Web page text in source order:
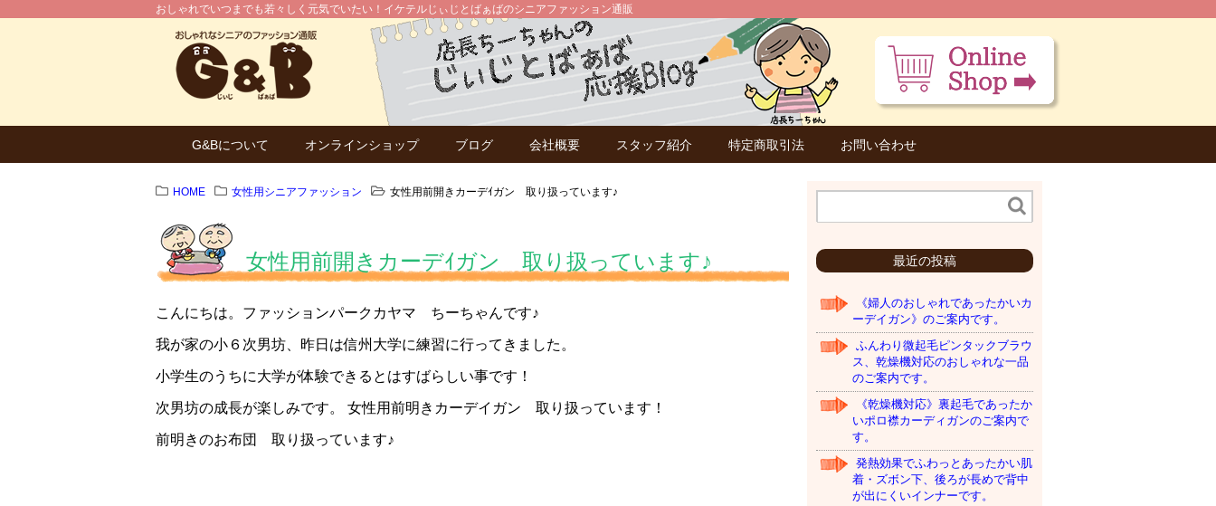
おしゃれでいつまでも若々しく元気でいたい！イケテルじぃじとばぁばのシニアファッション通販
G&Bについて オンラインショップ ブログ 会社概要 スタッフ紹介 特定商取引法 お問い合わせ
HOME 女性用シニアファッション 女性用前開きカーデｲガン 取り扱っています♪
女性用前開きカーデｲガン 取り扱っています♪
こんにちは。ファッションパークカヤマ ちーちゃんです♪
我が家の小６次男坊、昨日は信州大学に練習に行ってきました。
小学生のうちに大学が体験できるとはすばらしい事です！
次男坊の成長が楽しみです。 女性用前明きカーデイガン 取り扱っています！
前明きのお布団 取り扱っています♪
最近の投稿
《婦人のおしゃれであったかいカ
ーデイガン》のご案内です。
ふんわり微起毛ピンタックブラウ
ス、乾燥機対応のおしゃれな一品
のご案内です。
《乾燥機対応》裏起毛であったか
いポロ襟カーディガンのご案内で
す。
発熱効果でふわっとあったかい肌
着・ズボン下、後ろが長めで背中
が出にくいインナーです。